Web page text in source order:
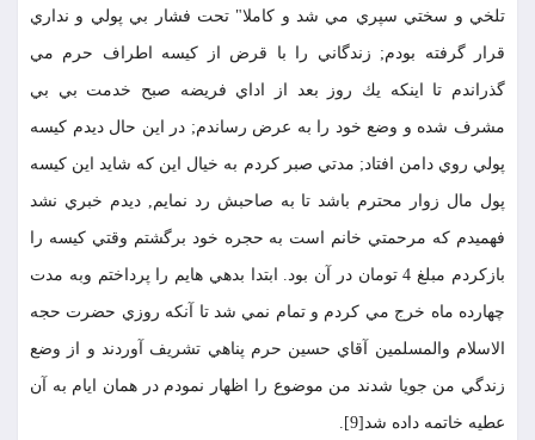
تلخي و سختي سپري مي شد و كاملا" تحت فشار بي پولي و نداري
قرار گرفته بودم; زندگاني را با قرض از كيسه اطراف حرم مي
گذراندم تا اينكه يك روز بعد از اداي فريضه صبح خدمت بي بي
مشرف شده و وضع خود را به عرض رساندم; در اين حال ديدم كيسه
پولي روي دامن افتاد; مدتي صبر كردم به خيال اين كه شايد اين كيسه
پول مال زوار محترم باشد تا به صاحبش رد نمايم, ديدم خبري نشد
فهميدم كه مرحمتي خانم است به حجره خود برگشتم وقتي كيسه را
بازكردم مبلغ 4 تومان در آن بود. ابتدا بدهي هايم را پرداختم وبه مدت
چهارده ماه خرج مي كردم و تمام نمي شد تا آنكه روزي حضرت حجه
الاسلام والمسلمين آقاي حسين حرم پناهي تشريف آوردند و از وضع
زندگي من جويا شدند من موضوع را اظهار نمودم در همان ايام به آن
عطيه خاتمه داده شد[9].